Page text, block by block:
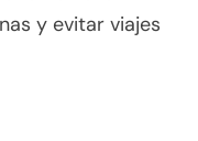
y evitar viajes